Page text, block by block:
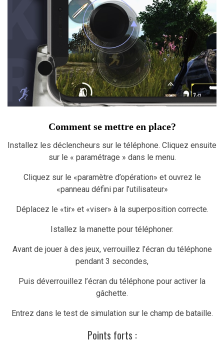
Comment se mettre en place?
Installez les déclencheurs sur le téléphone. Cliquez ensuite
sur le « paramétrage » dans le menu.
Cliquez sur le «paramètre d’opération» et ouvrez le
«panneau défini par l’utilisateur»
Déplacez le «tir» et «viser» à la superposition correcte.
Istallez la manette pour téléphoner.
Avant de jouer à des jeux, verrouillez l’écran du téléphone
pendant 3 secondes,
Puis déverrouillez l’écran du téléphone pour activer la
gâchette.
Entrez dans le test de simulation sur le champ de bataille.
Points forts :